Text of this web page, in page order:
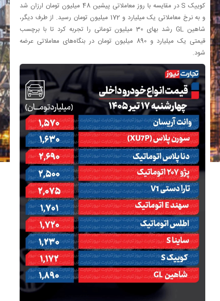
کوییک S در مقایسه با روز معاملاتی پیشین 48 میلیون تومان ارزان شد
و به نرخ معاملاتی یک میلیارد و 172 میلیون تومان رسید. از طرف دیگر،
شاهین GL رشد بهای 30 میلیون تومانی را تجربه کرد تا با برچسب
قیمتی یک میلیارد و 890 میلیون تومان در بنگاه‌های معاملاتی عرضه
شود.